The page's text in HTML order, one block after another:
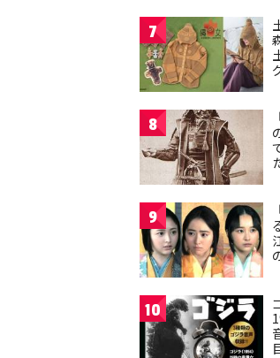
7
8
9
10